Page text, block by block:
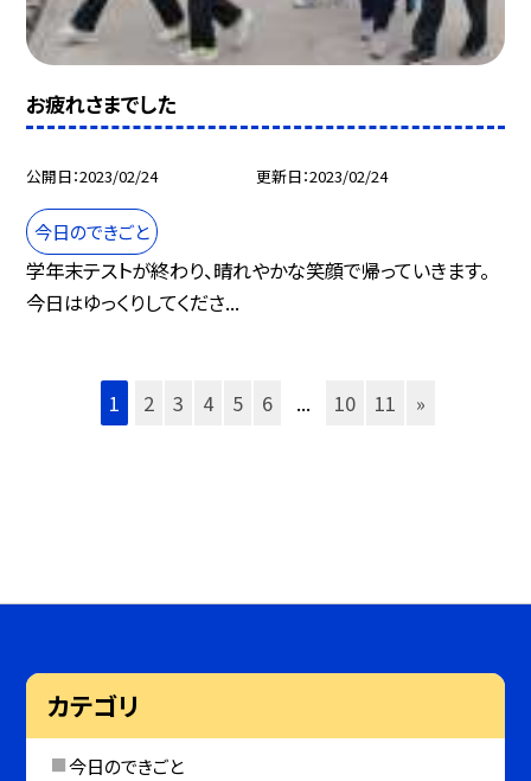
お疲れさまでした
公開日 2023/02/24 更新日 2023/02/24
今日のできごと
学年末テストが終わり、晴れやかな笑顔で帰っていきます。
今日はゆっくりしてくださ...
1 2 3 4 5 6 ... 10 11 »
カテゴリ
今日のできごと